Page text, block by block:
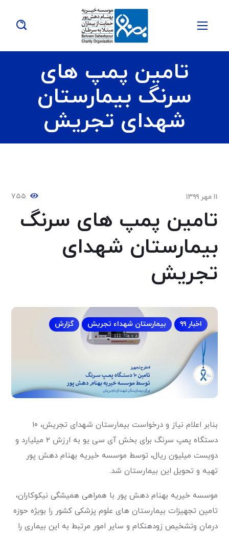
تامین پمپ های
سرنگ بیمارستان
شهدای تجریش
۱۱ مهر ۱۳۹۹ ۷۵۵
تامین پمپ های سرنگ
بیمارستان شهدای
تجریش
اخبار ۹۹ بیمارستان شهداء تجریش گزارش
بنابر اعلام نیاز و درخواست بیمارستان شهدای تجریش، ۱۰
دستگاه پمپ سرنگ برای بخش آی سی یو به ارزش ۲ میلیارد و
دویست میلیون ریال، توسط موسسه خیریه بهنام دهش پور
تهیه و تحویل این بیمارستان شد.
موسسه خیریه بهنام دهش پور با همراهی همیشگی نیکوکاران،
تامین تجهیزات بیمارستان های علوم پزشکی کشور را بویژه حوزه
درمان وتشخيص زودهنكام و ساير امور مرتبط به اين بيمارى را